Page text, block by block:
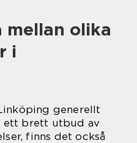
mellan olika
i
generellt
ett brett utbud av
finns det också